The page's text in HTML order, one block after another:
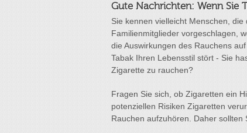
Gute Nachrichten: Wenn Sie
Sie kennen vielleicht Menschen,
Familienmitglieder vorgeschlagen,
die Auswirkungen des Rauchens
Tabak Ihren Lebensstil stört - Sie
Zigarette zu rauchen?
Fragen Sie sich, ob Zigaretten ein
potenziellen Risiken Zigaretten
Rauchen aufzuhören. Daher sollten